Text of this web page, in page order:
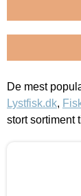
De mest
Lystfisk.dk,
stort sortiment